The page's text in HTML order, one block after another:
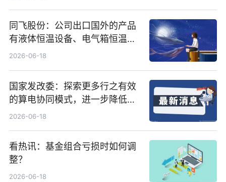
同飞股份：公司出口国外的产品
有液体恒温设备、电气箱恒温装
置、纯水冷却单元和特种换热器
2026-06-18
国家发改委：探索更多行之有效
的算电协同模式，进一步降低网
络传输时延_最资讯
2026-06-18
看热讯：基金组合亏损时如何调
整？
2026-06-18